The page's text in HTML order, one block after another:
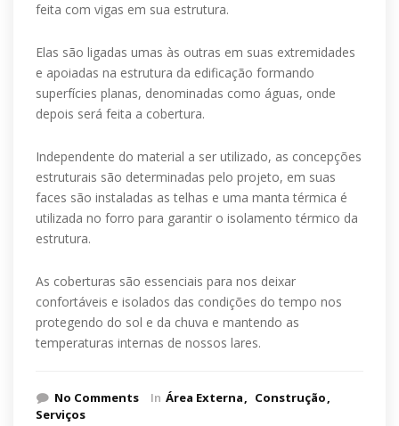
feita com vigas em sua estrutura.
Elas são ligadas umas às outras em suas extremidades
e apoiadas na estrutura da edificação formando
superfícies planas, denominadas como águas, onde
depois será feita a cobertura.
Independente do material a ser utilizado, as concepções
estruturais são determinadas pelo projeto, em suas
faces são instaladas as telhas e uma manta térmica é
utilizada no forro para garantir o isolamento térmico da
estrutura.
As coberturas são essenciais para nos deixar
confortáveis e isolados das condições do tempo nos
protegendo do sol e da chuva e mantendo as
temperaturas internas de nossos lares.
No Comments In Área Externa
Construção
Serviços